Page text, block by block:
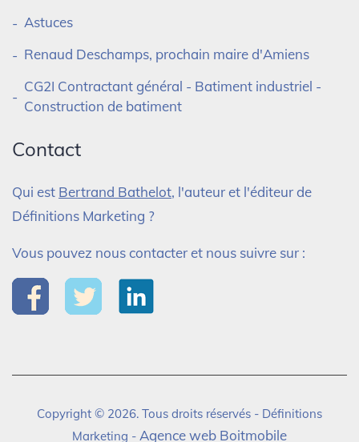
Astuces
Renaud Deschamps, prochain maire d'Amiens
CG2I Contractant général - Batiment industriel -
Construction de batiment
Contact
Qui est Bertrand Bathelot, l'auteur et l'éditeur de
Définitions Marketing ?
Vous pouvez nous contacter et nous suivre sur :
Copyright © 2026. Tous droits réservés - Définitions
Marketing - Agence web Boitmobile